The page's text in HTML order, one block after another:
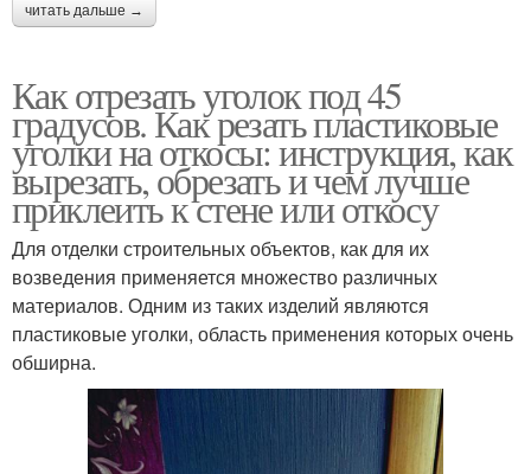
читать дальше →
Как отрезать уголок под 45
градусов. Как резать пластиковые
уголки на откосы: инструкция, как
вырезать, обрезать и чем лучше
приклеить к стене или откосу
Для отделки строительных объектов, как для их
возведения применяется множество различных
материалов. Одним из таких изделий являются
пластиковые уголки, область применения которых очень
обширна.